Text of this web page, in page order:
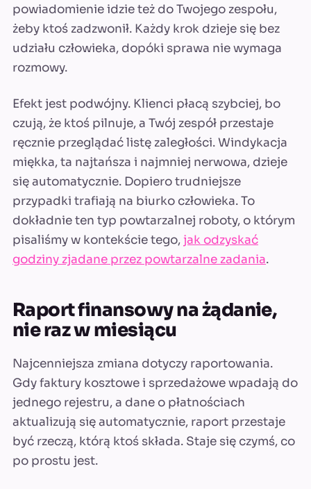
powiadomienie idzie też do Twojego zespołu,
żeby ktoś zadzwonił. Każdy krok dzieje się bez
udziału człowieka, dopóki sprawa nie wymaga
rozmowy.
Efekt jest podwójny. Klienci płacą szybciej, bo
czują, że ktoś pilnuje, a Twój zespół przestaje
ręcznie przeglądać listę zaległości. Windykacja
miękka, ta najtańsza i najmniej nerwowa, dzieje
się automatycznie. Dopiero trudniejsze
przypadki trafiają na biurko człowieka. To
dokładnie ten typ powtarzalnej roboty, o którym
pisaliśmy w kontekście tego,jak odzyskać
godziny zjadane przez powtarzalne zadania.
Raport finansowy na żądanie,
nie raz w miesiącu
Najcenniejsza zmiana dotyczy raportowania.
Gdy faktury kosztowe i sprzedażowe wpadają do
jednego rejestru, a dane o płatnościach
aktualizują się automatycznie, raport przestaje
być rzeczą, którą ktoś składa. Staje się czymś, co
po prostu jest.